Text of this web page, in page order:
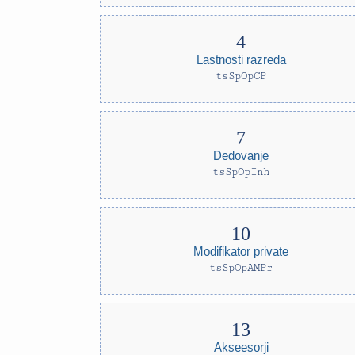
Lastnosti razreda
tsSpOpCP
Dedovanje
tsSpOpInh
Modifikator private
tsSpOpAMPr
Akseesorji